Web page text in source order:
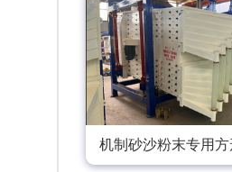
机制砂沙粉末专用